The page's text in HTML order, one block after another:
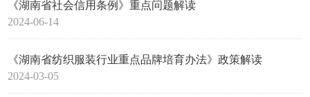
《湖南省社会信用条例》重点问题解读
2024-06-14
《湖南省纺织服装行业重点品牌培育办法》政策解读
2024-03-05